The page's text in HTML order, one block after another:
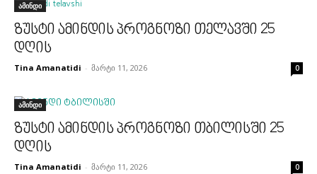
ამინდი
ზუსტი ამინდის პროგნოზი თელავში 25
დღის
Tina Amanatidi - მარტი 11, 2026 0
ამინდი
ზუსტი ამინდის პროგნოზი თბილისში 25
დღის
Tina Amanatidi - მარტი 11, 2026 0